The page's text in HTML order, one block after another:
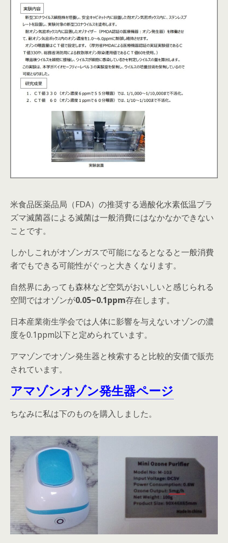
米食品医薬品局（FDA）の推奨する過酸化水素低温プラ
ズマ滅菌器による滅菌は一般消費にはなかなかできない
ことです。
しかしこれがオゾンガスで可能になるとなると一般消費
者でもできる可能性がぐっと大きくなります。
自然界にあっても森林など空気がおいしいと感じられる
空間ではオゾンが0.05~0.1ppm存在します。
日本産業衛生学会では人体に影響を与えないオゾンの濃
度を0.1ppm以下と定められています。
アマゾンでオゾン発生器と検索すると比較的安価で販売
されています。
アマゾンオゾン発生器ページ
ちなみに私は下のものを購入しました。